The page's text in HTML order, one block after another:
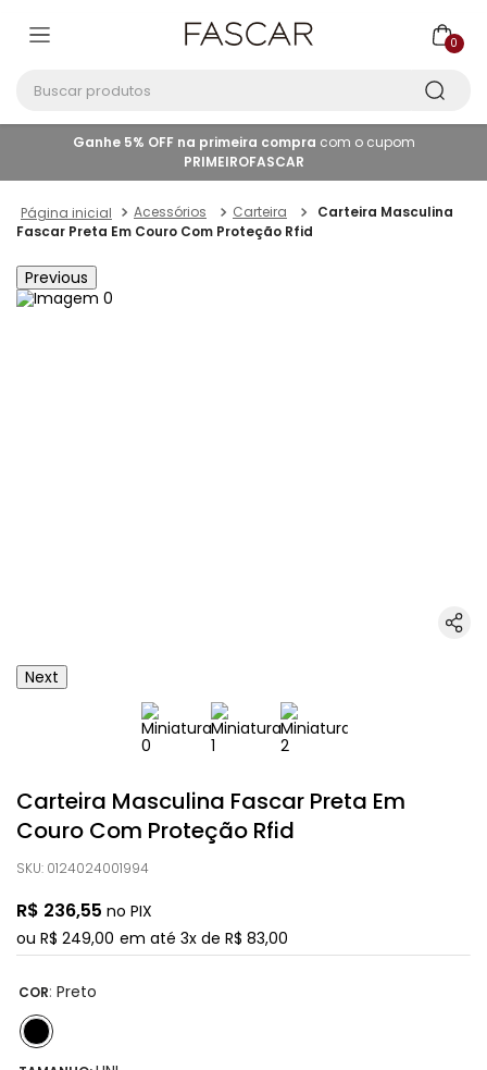
0
Ganhe 5% OFF na primeira compra com o cupom
PRIMEIROFASCAR
Acessórios Carteira
Carteira Masculina
Fascar Preta Em Couro Com Proteção Rfid
Previous
Next
Carteira Masculina Fascar Preta Em
Couro Com Proteção Rfid
SKU: 0124024001994
R$ 236,55 no PIX
ou R$ 249,00 em até 3x de R$ 83,00
COR: Preto